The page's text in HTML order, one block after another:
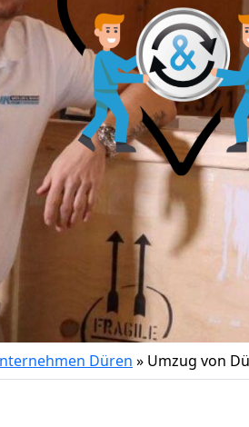
Düren » Umzug von